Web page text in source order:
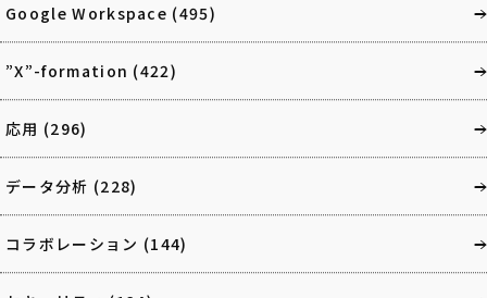
Google Workspace (495)
”X”-formation (422)
応用 (296)
データ分析 (228)
コラボレーション (144)